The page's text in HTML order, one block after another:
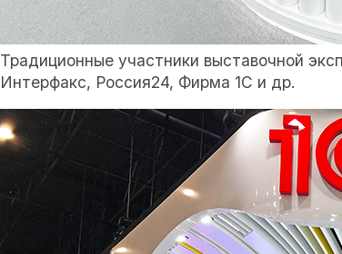
Традиционные участники выставочной
Интерфакс, Россия24, Фирма 1С и др.